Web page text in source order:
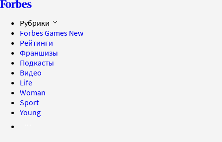
Рубрики
Forbes Games New
Рейтинги
Франшизы
Подкасты
Видео
Life
Woman
Sport
Young